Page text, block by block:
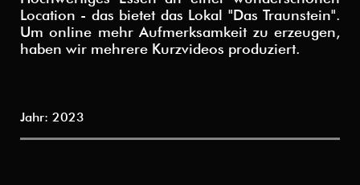
Location - das bietet das Lokal "Das Traunstein".
Um online mehr Aufmerksamkeit zu erzeugen,
haben wir mehrere Kurzvideos produziert.
Jahr: 2023